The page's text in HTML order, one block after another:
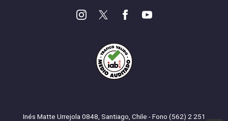
Inés Matte Urrejola 0848, Santiago, Chile - Fono (562) 2 251